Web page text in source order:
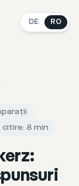
DE RO
citire: 8 min